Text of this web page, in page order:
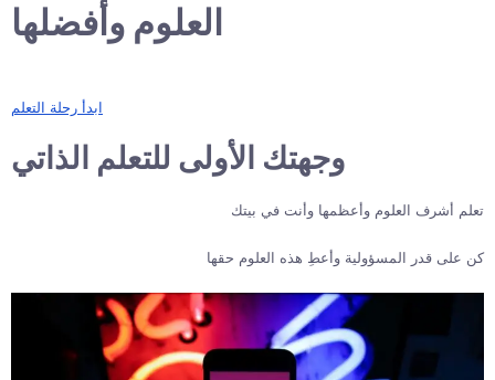
العلوم وأفضلها
ابدأ رحلة التعلم
وجهتك الأولى للتعلم الذاتي
تعلم أشرف العلوم وأعظمها وأنت في بيتك
كن على قدر المسؤولية وأعطِ هذه العلوم حقها